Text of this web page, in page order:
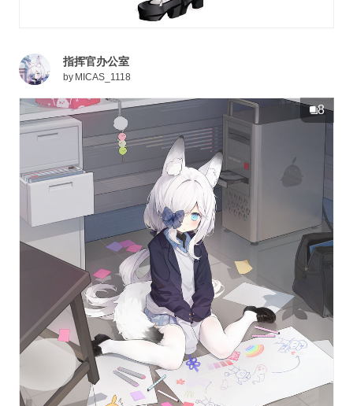
指挥官办公室
by MICAS_1118
8